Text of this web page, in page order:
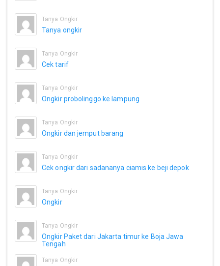
Tanya Ongkir
Tanya ongkir
Tanya Ongkir
Cek tarif
Tanya Ongkir
Ongkir probolinggo ke lampung
Tanya Ongkir
Ongkir dan jemput barang
Tanya Ongkir
Cek ongkir dari sadananya ciamis ke beji depok
Tanya Ongkir
Ongkir
Tanya Ongkir
Ongkir Paket dari Jakarta timur ke Boja Jawa
Tengah
Tanya Ongkir